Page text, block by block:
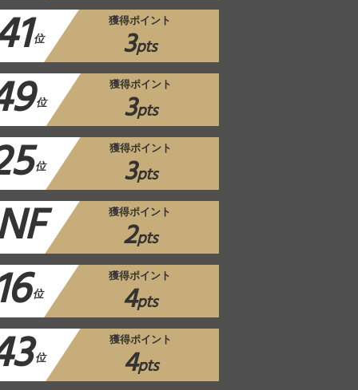
位
獲得ポイント
3pts
位
獲得ポイント
3pts
位
獲得ポイント
3pts
獲得ポイント
2pts
位
獲得ポイント
4pts
位
獲得ポイント
4pts